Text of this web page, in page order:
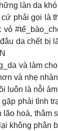
làn da
phải gọi là
vỏ
da chết bị
và làm
và nhẹ
luôn là nỗi
phải tình
hoá, thâm
không phân